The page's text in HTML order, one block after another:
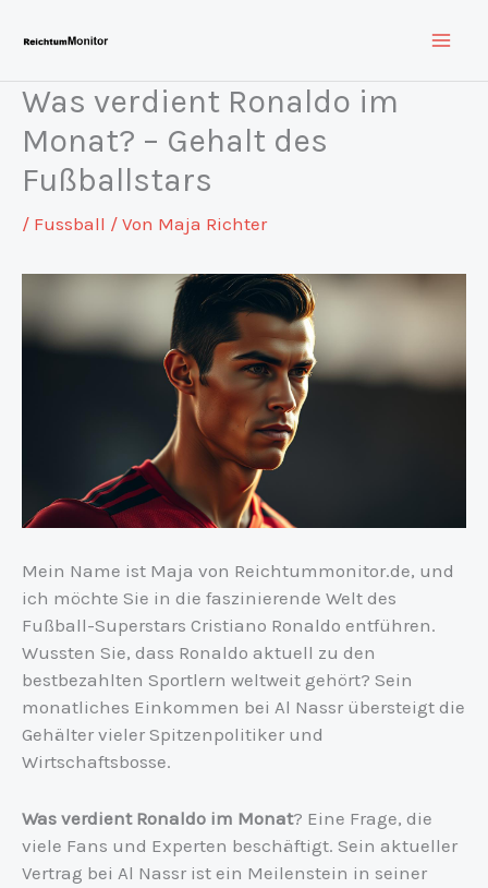
Inhalt
Was verdient Ronaldo im
Monat? – Gehalt des
Fußballstars
/ Fussball / Von Maja Richter
Mein Name ist Maja von Reichtummonitor.de, und
ich möchte Sie in die faszinierende Welt des
Fußball-Superstars Cristiano Ronaldo entführen.
Wussten Sie, dass Ronaldo aktuell zu den
bestbezahlten Sportlern weltweit gehört? Sein
monatliches Einkommen bei Al Nassr übersteigt die
Gehälter vieler Spitzenpolitiker und
Wirtschaftsbosse.
Was verdient Ronaldo im Monat? Eine Frage, die
viele Fans und Experten beschäftigt. Sein aktueller
Vertrag bei Al Nassr ist ein Meilenstein in seiner